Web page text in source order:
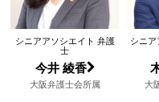
シニアアソシエイト 弁護
士
今井 綾香
大阪弁護士会所属
シニア
大